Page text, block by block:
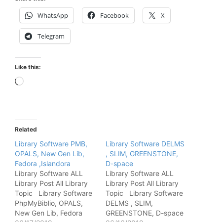
WhatsApp Facebook X
Telegram
Like this:
Loading…
Related
Library Software PMB,
OPALS, New Gen Lib,
Fedora ,Islandora
Library Software ALL
Library Post All Library
Topic Library Software
PhpMyBiblio, OPALS,
New Gen Lib, Fedora
Library Software DELMS
, SLIM, GREENSTONE,
D-space
Library Software ALL
Library Post All Library
Topic Library Software
DELMS , SLIM,
GREENSTONE, D-space